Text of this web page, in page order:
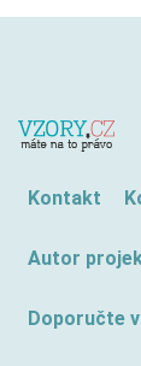
Kontakt
Autor
Doporučte